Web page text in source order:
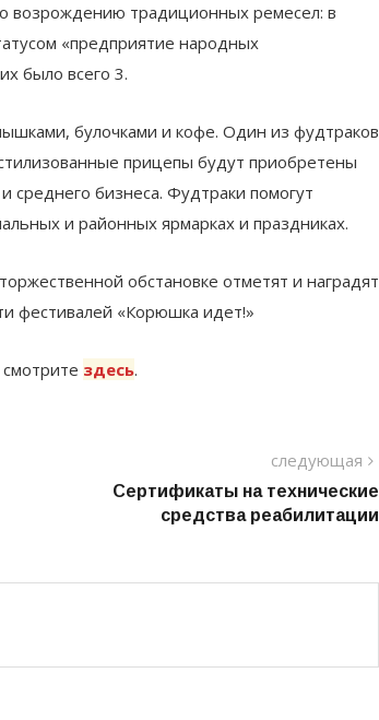
возрождению традиционных ремесел: в
«предприятие народных
было всего 3.
булочками и кофе. Один из фудтраков
прицепы будут приобретены
бизнеса. Фудтраки помогут
и районных ярмарках и праздниках.
обстановке отметят и наградят
фестивалей «Корюшка идет!»
здесь.
следующая
Сертификаты на технические
средства реабилитации